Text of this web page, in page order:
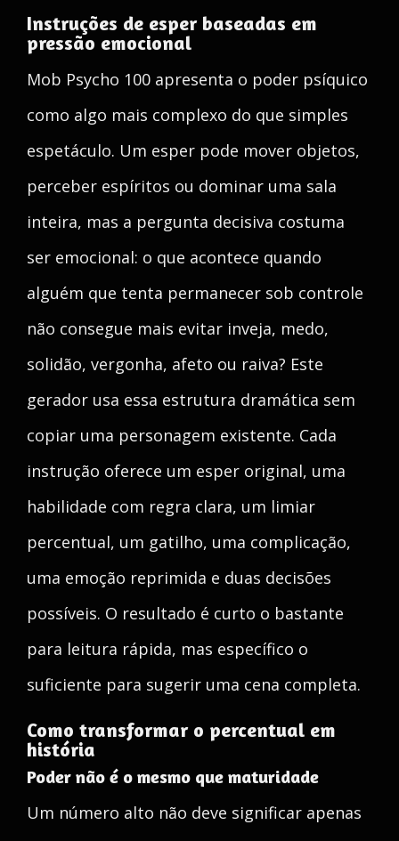
Instruções de esper baseadas em
pressão emocional
Mob Psycho 100 apresenta o poder psíquico
como algo mais complexo do que simples
espetáculo. Um esper pode mover objetos,
perceber espíritos ou dominar uma sala
inteira, mas a pergunta decisiva costuma
ser emocional: o que acontece quando
alguém que tenta permanecer sob controle
não consegue mais evitar inveja, medo,
solidão, vergonha, afeto ou raiva? Este
gerador usa essa estrutura dramática sem
copiar uma personagem existente. Cada
instrução oferece um esper original, uma
habilidade com regra clara, um limiar
percentual, um gatilho, uma complicação,
uma emoção reprimida e duas decisões
possíveis. O resultado é curto o bastante
para leitura rápida, mas específico o
suficiente para sugerir uma cena completa.
Como transformar o percentual em
história
Poder não é o mesmo que maturidade
Um número alto não deve significar apenas